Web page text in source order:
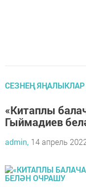
СЕЗНЕҢ ЯҢАЛЫКЛАР
«Китаплы
Гыймадиев
admin, 14 апрель